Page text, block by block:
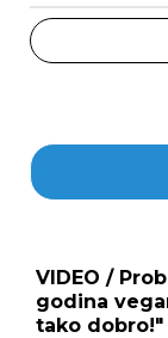
VIDEO /
godina
tako dobro!"